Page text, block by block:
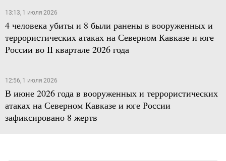
13:13, 1 июля 2026
4 человека убиты и 8 были ранены в вооруженных и
террористических атаках на Северном Кавказе и юге
России во II квартале 2026 года
12:56, 1 июля 2026
В июне 2026 года в вооруженных и террористических
атаках на Северном Кавказе и юге России
зафиксировано 8 жертв